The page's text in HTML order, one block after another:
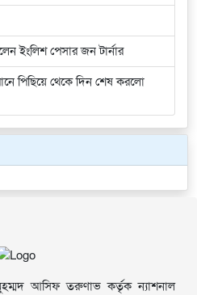
ইংলিশ পেসার জন টার্নার
পিছিয়ে থেকে দিন শেষ করলো
আসিফ তরুণাভ কর্তৃক ন্যাশনাল